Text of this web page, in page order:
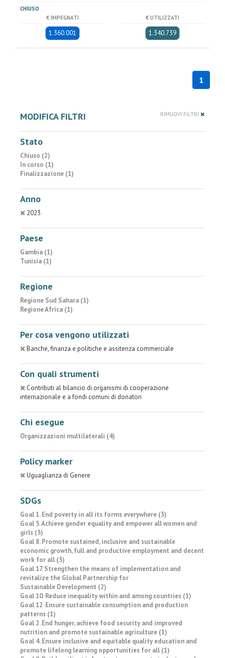
CHIUSO
€ IMPEGNATI
1.360.001
€ UTILIZZATI
1.340.739
1
MODIFICA FILTRI RIMUOVI FILTRI
Stato
Chiuso (2)
In corso (1)
Finalizzazione (1)
Anno
2023
Paese
Gambia (1)
Tunisia (1)
Regione
Regione Sud Sahara (1)
Regione Africa (1)
Per cosa vengono utilizzati
Banche, finanza e politiche e assitenza commerciale
Con quali strumenti
Contributi al bilancio di organismi di cooperazione
internazionale e a fondi comuni di donatori
Chi esegue
Organizzazioni multilaterali (4)
Policy marker
Uguaglianza di Genere
SDGs
Goal 1. End poverty in all its forms everywhere (3)
Goal 5. Achieve gender equality and empower all women and
girls (3)
Goal 8. Promote sustained, inclusive and sustainable
economic growth, full and productive employment and decent
work for all (3)
Goal 17. Strengthen the means of implementation and
revitalize the Global Partnership for
Sustainable Development (2)
Goal 10. Reduce inequality within and among countries (1)
Goal 12. Ensure sustainable consumption and production
patterns (1)
Goal 2. End hunger, achieve food security and improved
nutrition and promote sustainable agriculture (1)
Goal 4. Ensure inclusive and equitable quality education and
promote lifelong learning opportunities for all (1)